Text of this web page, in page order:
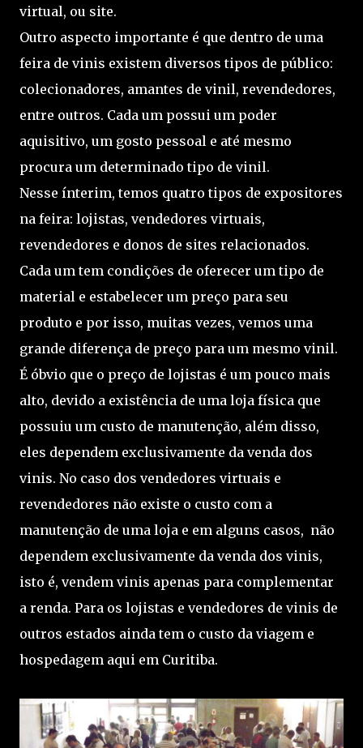
virtual, ou site.
Outro aspecto importante é que dentro de uma
feira de vinis existem diversos tipos de público:
colecionadores, amantes de vinil, revendedores,
entre outros. Cada um possui um poder
aquisitivo, um gosto pessoal e até mesmo
procura um determinado tipo de vinil.
Nesse ínterim, temos quatro tipos de expositores
na feira: lojistas, vendedores virtuais,
revendedores e donos de sites relacionados.
Cada um tem condições de oferecer um tipo de
material e estabelecer um preço para seu
produto e por isso, muitas vezes, vemos uma
grande diferença de preço para um mesmo vinil.
É óbvio que o preço de lojistas é um pouco mais
alto, devido a existência de uma loja física que
possuiu um custo de manutenção, além disso,
eles dependem exclusivamente da venda dos
vinis. No caso dos vendedores virtuais e
revendedores não existe o custo com a
manutenção de uma loja e em alguns casos, não
dependem exclusivamente da venda dos vinis,
isto é, vendem vinis apenas para complementar
a renda. Para os lojistas e vendedores de vinis de
outros estados ainda tem o custo da viagem e
hospedagem aqui em Curitiba.